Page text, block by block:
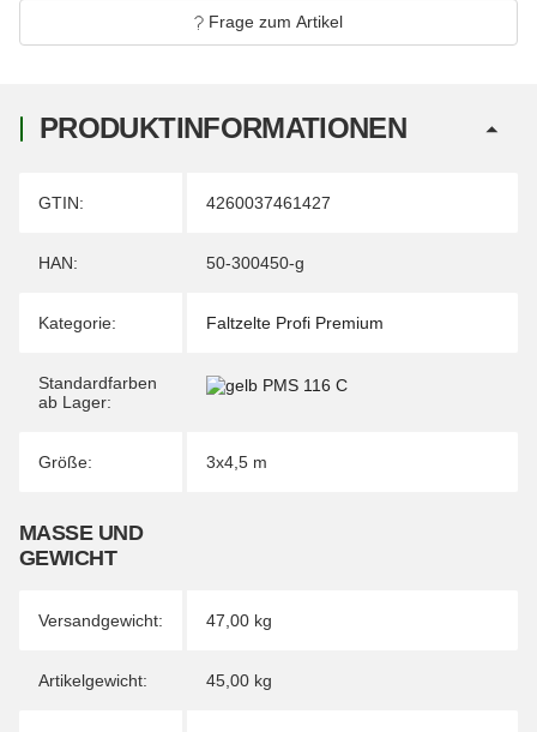
Frage zum Artikel
PRODUKTINFORMATIONEN
Produkteigenschaft
Wert
GTIN: 4260037461427
HAN: 50-300450-g
Kategorie: Faltzelte Profi Premium
Standardfarben
ab Lager:
Größe: 3x4,5 m
MASSE UND G
EWICHT
Versandgewicht: 47,00 kg
Artikelgewicht: 45,00 kg